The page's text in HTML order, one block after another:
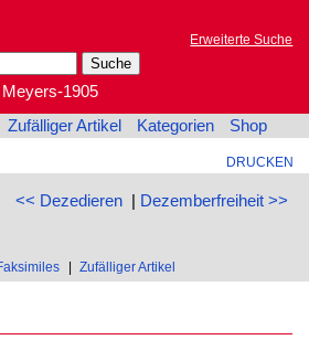
Erweiterte Suche
Meyers-1905
Zufälliger Artikel Kategorien Shop
DRUCKEN
<< Dezedieren| Dezemberfreiheit >>
Zufälliger Artikel